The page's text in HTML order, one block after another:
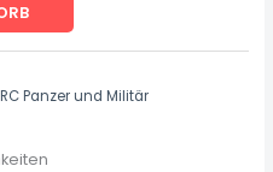
RC Panzer und Militär